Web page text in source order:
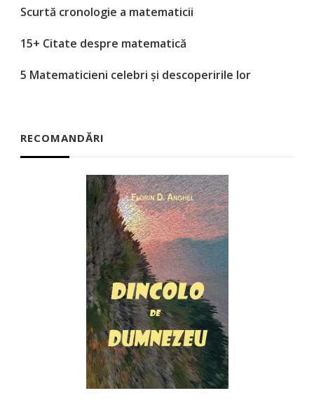
Scurtă cronologie a matematicii
15+ Citate despre matematică
5 Matematicieni celebri și descoperirile lor
RECOMANDĂRI